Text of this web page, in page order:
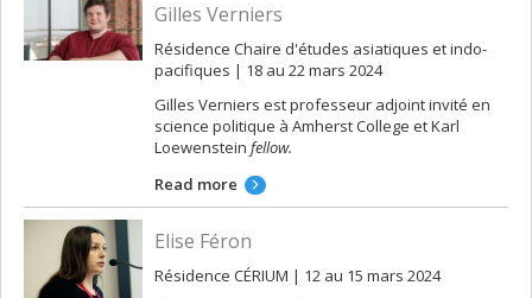
Gilles Verniers
Résidence Chaire d'études asiatiques et indo-
pacifiques | 18 au 22 mars 2024
Gilles Verniers est professeur adjoint invité en
science politique à Amherst College et Karl
Loewensteinfellow.
Read more
Elise Féron
Résidence CÉRIUM | 12 au 15 mars 2024